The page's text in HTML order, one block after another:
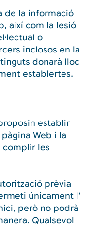
de la informació
així com la lesió
o
inclosos en la
donarà lloc
establertes.
establir
Web i la
complir les
prèvia
únicament l’
però no podrà
Qualsevol